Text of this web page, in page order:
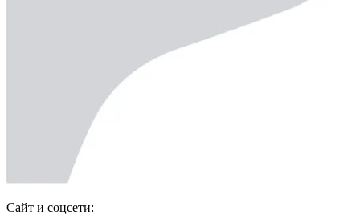
Сайт и соцсети: